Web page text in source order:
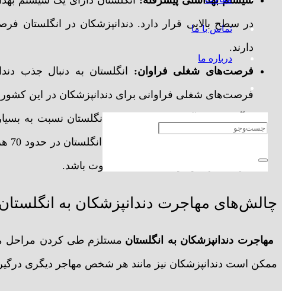
تماس با ما
درباره ما
در سطح بالایی قرار دارد. دندانپزشکان در انگلستان
دارند.
فرصت‌های شغلی فراوان:
انگلستان به دنبال جذب
فرصت‌های شغلی فراوانی برای دندانپزشکان در این کشور
درآمد دندانپزشکان در انگلستان نسبت به
کاری، تجربه و موقعیت شغلی متفاوت باشد.
چالش‌های مهاجرت دندانپزشکان به
مهاجرت دندانپزشکان به انگلستان مستلزم طی کردن مراحل
ممکن است دندانپزشکان نیز مانند هر شخص مهاجر دیگری